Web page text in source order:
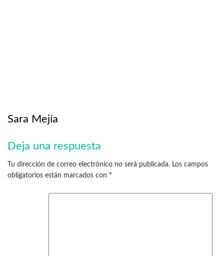
Sara Mejía
Deja una respuesta
Tu dirección de correo electrónico no será publicada. Los campos
obligatorios están marcados con *